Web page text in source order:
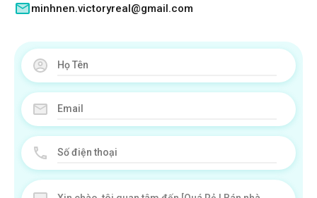
minhnen.victoryreal@gmail.com